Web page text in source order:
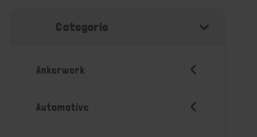
Categorie
Ankerwerk
Automotive